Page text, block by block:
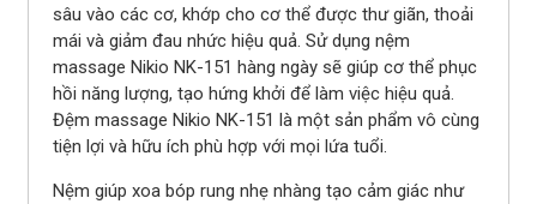
sâu vào các cơ, khớp cho cơ thể được thư giãn, thoải
mái và giảm đau nhức hiệu quả. Sử dụng nệm
massage Nikio NK-151 hàng ngày sẽ giúp cơ thể phục
hồi năng lượng, tạo hứng khởi để làm việc hiệu quả.
Đệm massage Nikio NK-151 là một sản phẩm vô cùng
tiện lợi và hữu ích phù hợp với mọi lứa tuổi.
Nệm giúp xoa bóp rung nhẹ nhàng tạo cảm giác như